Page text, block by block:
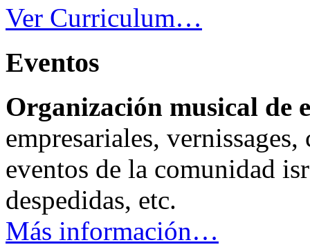
Ver Curriculum…
Eventos
Organización musical de
empresariales,
eventos de la comunidad
despedidas, etc.
Más información…